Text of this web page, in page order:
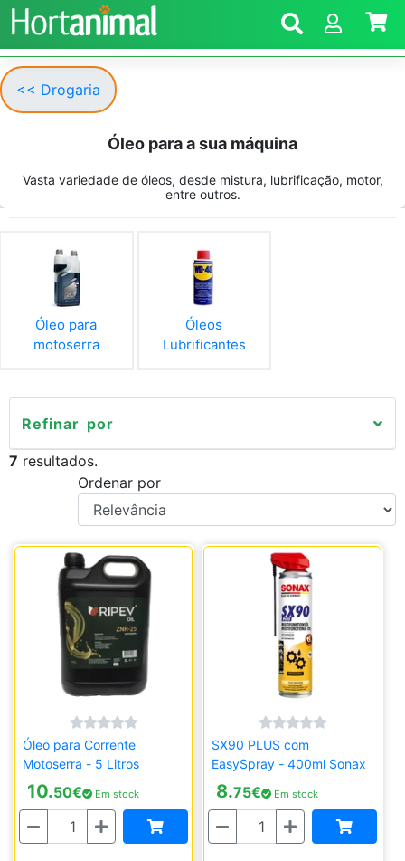
<< Drogaria
Óleo para a sua máquina
Vasta variedade de óleos, desde mistura, lubrificação, motor,
entre outros.
Óleo para
motoserra
Óleos
Lubrificantes
Refinar por
7 resultados.
Ordenar por
Óleo para Corrente
Motoserra - 5 Litros
10.50€ Em stock
Quantidade
SX90 PLUS com
EasySpray - 400ml Sonax
8.75€ Em stock
Quantidade